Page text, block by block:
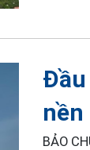
Đầu
nền
BẢO